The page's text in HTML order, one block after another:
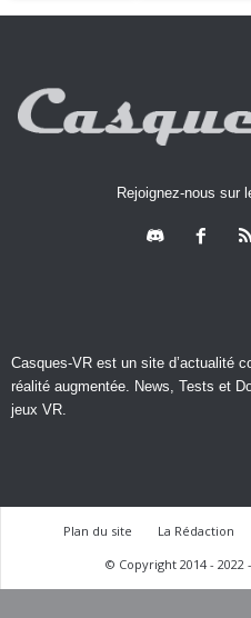
Rejoignez-nous sur
Casques-VR est un site d’actualité
réalité augmentée. News, Tests et
jeux VR.
Plan du site La Rédaction
© Copyright 2014 -